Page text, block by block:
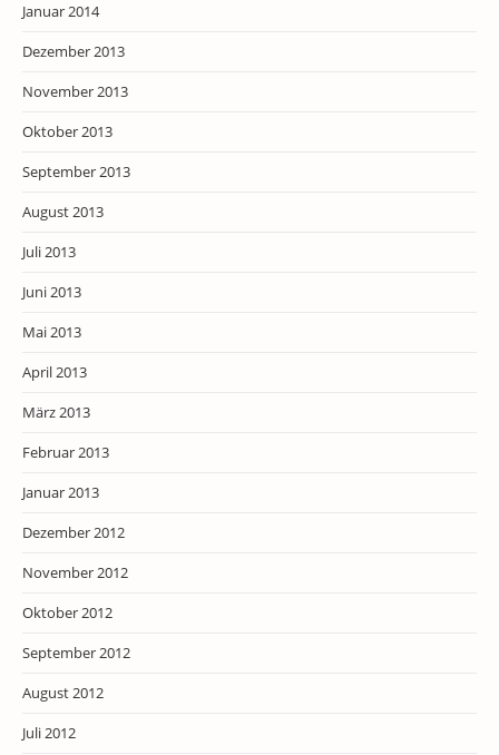
Januar 2014
Dezember 2013
November 2013
Oktober 2013
September 2013
August 2013
Juli 2013
Juni 2013
Mai 2013
April 2013
März 2013
Februar 2013
Januar 2013
Dezember 2012
November 2012
Oktober 2012
September 2012
August 2012
Juli 2012